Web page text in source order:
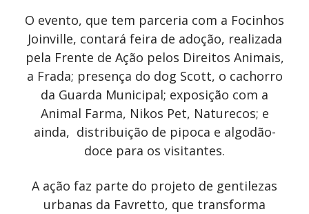
O evento, que tem parceria com a Focinhos
Joinville, contará feira de adoção, realizada
pela Frente de Ação pelos Direitos Animais,
a Frada; presença do dog Scott, o cachorro
da Guarda Municipal; exposição com a
Animal Farma, Nikos Pet, Naturecos; e
ainda, distribuição de pipoca e algodão-
doce para os visitantes.
A ação faz parte do projeto de gentilezas
urbanas da Favretto, que transforma